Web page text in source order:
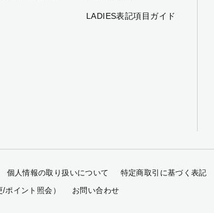
LADIES表記項目ガイド
個人情報の取り扱いについて 特定商取引に基づく表記
ポイント照会）
お問い合わせ